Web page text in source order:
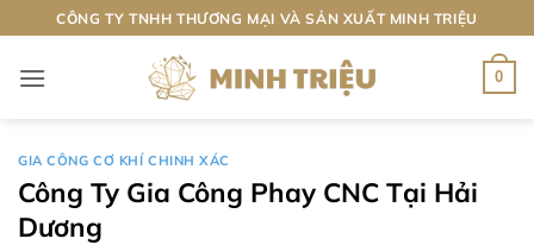
qua
nội
CÔNG TY TNHH THƯƠNG MẠI VÀ SẢN XUẤT MINH TRIỆU
0
GIA CÔNG CƠ KHÍ CHINH XÁC
Công Ty Gia Công Phay CNC Tại Hải
Dương